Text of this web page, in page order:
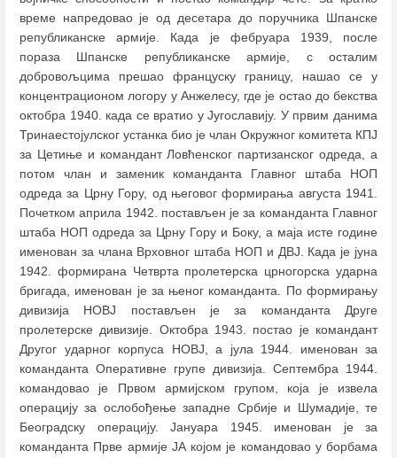
време напредовао је од десетара до поручника Шпанске
републиканске армије. Када је фебруара 1939, после
пораза Шпанске републиканске армије, с осталим
добровољцима прешао француску границу, нашао се у
концентрационом логору у Анжелесу, где је остао до бекства
октобра 1940. када се вратио у Југославију. У првим данима
Тринаестојулског устанка био је члан Окружног комитета КПЈ
за Цетиње и командант Ловћенског партизанског одреда, а
потом члан и заменик команданта Главног штаба НОП
одреда за Црну Гору, од његовог формирања августа 1941.
Почетком априла 1942. постављен је за команданта Главног
штаба НОП одреда за Црну Гору и Боку, а маја исте године
именован за члана Врховног штаба НОП и ДВЈ. Када је јуна
1942. формирана Четврта пролетерска црногорска ударна
бригада, именован је за њеног команданта. По формирању
дивизија НОВЈ постављен је за команданта Друге
пролетерске дивизије. Октобра 1943. постао је командант
Другог ударног корпуса НОВЈ, а јула 1944. именован за
команданта Оперативне групе дивизија. Септембра 1944.
командовао је Првом армијском групом, која је извела
операцију за ослобођење западне Србије и Шумадије, те
Београдску операцију. Јануара 1945. именован је за
команданта Прве армије ЈА којом је командовао у борбама